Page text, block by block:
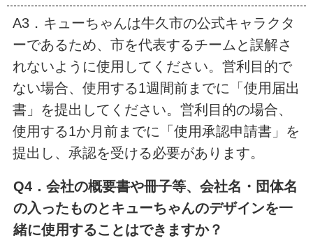
A3．キューちゃんは牛久市の公式キャラクタ
ーであるため、市を代表するチームと誤解さ
れないように使用してください。営利目的で
ない場合、使用する1週間前までに「使用届出
書」を提出してください。営利目的の場合、
使用する1か月前までに「使用承認申請書」を
提出し、承認を受ける必要があります。
Q4．会社の概要書や冊子等、会社名・団体名
の入ったものとキューちゃんのデザインを一
緒に使用することはできますか？